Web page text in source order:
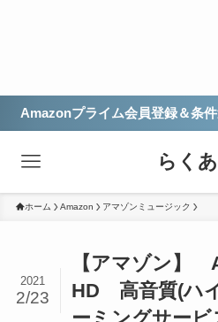
Amazonプライム会員登録＆条
らく
ホーム Amazon アマゾンミュージック
【アマゾン】
HD 高音質(ハ
2021
2/23